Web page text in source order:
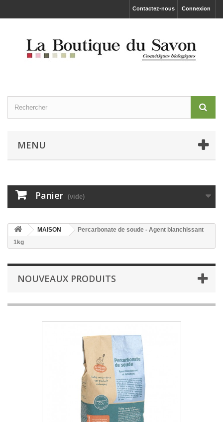
Connexion
Contactez-nous
MENU
Panier (vide)
MAISON
Percarbonate de soude - Agent blanchissant
1kg
NOUVEAUX PRODUITS